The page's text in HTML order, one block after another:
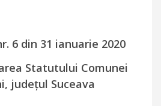
6 din 31 ianuarie 2020
Statutului Comunei
județul Suceava